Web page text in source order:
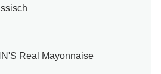
Real Mayonnaise